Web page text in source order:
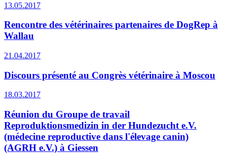
13.05.2017
Rencontre des vétérinaires partenaires de DogRep à
Wallau
21.04.2017
Discours présenté au Congrès vétérinaire à Moscou
18.03.2017
Réunion du Groupe de travail
Reproduktionsmedizin in der Hundezucht e.V.
(médecine reproductive dans l'élevage canin)
(AGRH e.V.) à Giessen